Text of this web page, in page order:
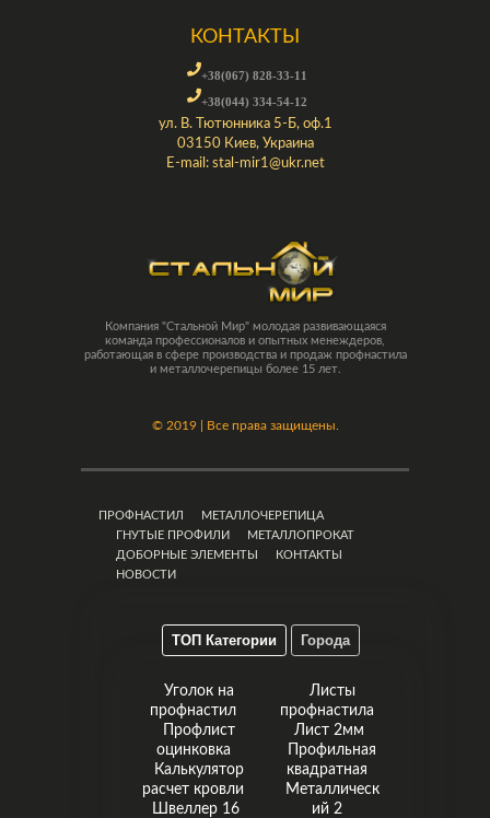
КОНТАКТЫ
+38(067) 828-33-11
+38(044) 334-54-12
ул. В. Тютюнника 5-Б, оф.1
03150 Киев, Украина
E-mail: stal-mir1@ukr.net
Компания "Стальной Мир" молодая развивающаяся
команда профессионалов и опытных менеждеров,
работающая в сфере производства и продаж профнастила
и металлочерепицы более 15 лет.
© 2019 | Все права защищены.
ПРОФНАСТИЛ
МЕТАЛЛОЧЕРЕПИЦА
ГНУТЫЕ ПРОФИЛИ
МЕТАЛЛОПРОКАТ
ДОБОРНЫЕ ЭЛЕМЕНТЫ
КОНТАКТЫ
НОВОСТИ
ТОП Категории Города
Уголок на
профнастил
Профлист
оцинковка
Калькулятор
расчет кровли
Швеллер 16
Листы
профнастила
Лист 2мм
Профильная
квадратная
Металлическ
ий 2